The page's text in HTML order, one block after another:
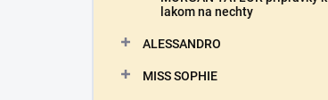
lakom na nechty
ALESSANDRO
MISS SOPHIE